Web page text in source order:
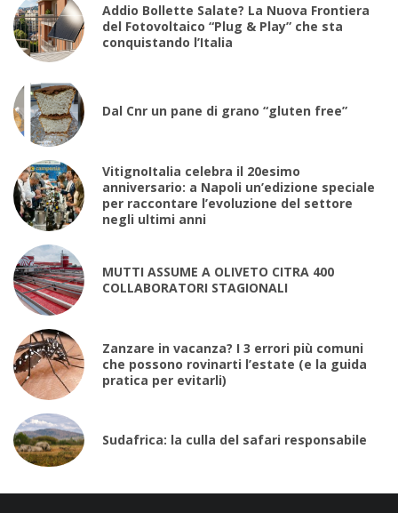
Addio Bollette Salate? La Nuova Frontiera
del Fotovoltaico “Plug & Play” che sta
conquistando l’Italia
Dal Cnr un pane di grano “gluten free”
VitignoItalia celebra il 20esimo
anniversario: a Napoli un’edizione speciale
per raccontare l’evoluzione del settore
negli ultimi anni
MUTTI ASSUME A OLIVETO CITRA 400
COLLABORATORI STAGIONALI
Zanzare in vacanza? I 3 errori più comuni
che possono rovinarti l’estate (e la guida
pratica per evitarli)
Sudafrica: la culla del safari responsabile